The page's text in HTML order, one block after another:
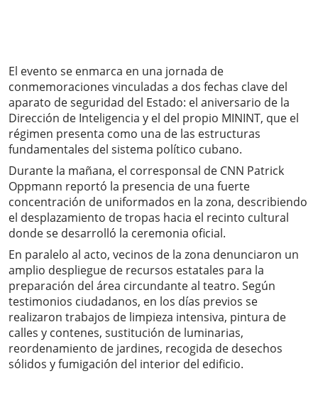
El evento se enmarca en una jornada de
conmemoraciones vinculadas a dos fechas clave del
aparato de seguridad del Estado: el aniversario de la
Dirección de Inteligencia y el del propio MININT, que el
régimen presenta como una de las estructuras
fundamentales del sistema político cubano.
Durante la mañana, el corresponsal de CNN Patrick
Oppmann reportó la presencia de una fuerte
concentración de uniformados en la zona, describiendo
el desplazamiento de tropas hacia el recinto cultural
donde se desarrolló la ceremonia oficial.
En paralelo al acto, vecinos de la zona denunciaron un
amplio despliegue de recursos estatales para la
preparación del área circundante al teatro. Según
testimonios ciudadanos, en los días previos se
realizaron trabajos de limpieza intensiva, pintura de
calles y contenes, sustitución de luminarias,
reordenamiento de jardines, recogida de desechos
sólidos y fumigación del interior del edificio.